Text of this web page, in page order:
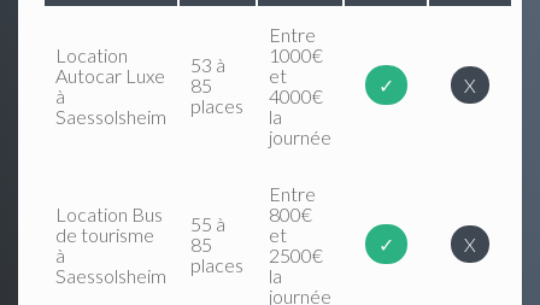
Location
Autocar Luxe
à
Saessolsheim
53 à
85
places
Entre
1000€
et
4000€
la
journée
✓ X
Location Bus
de tourisme
à
Saessolsheim
55 à
85
places
Entre
800€
et
2500€
la
journée
✓ X